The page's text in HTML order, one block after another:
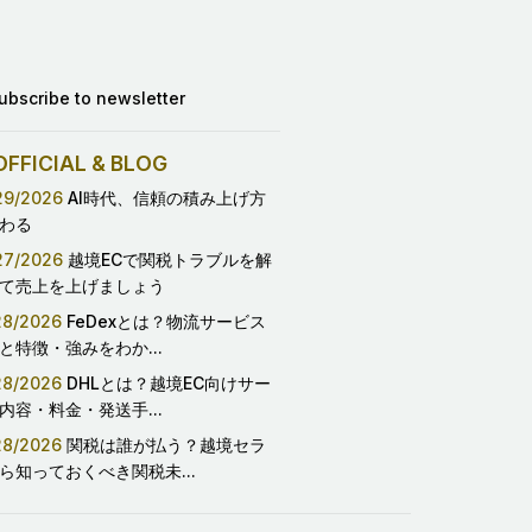
to newsletter
& BLOG
2026 AI時代、信頼の積み上げ方
る
2026 越境ECで関税トラブルを解
売上を上げましょう
2026 FeDexとは？物流サービス
特徴・強みをわか...
2026 DHLとは？越境EC向けサー
容・料金・発送手...
2026 関税は誰が払う？越境セラ
知っておくべき関税未...